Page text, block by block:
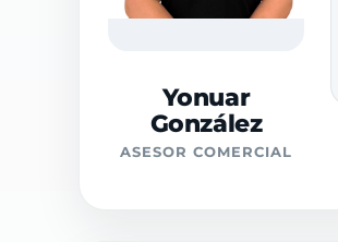
Yonuar
González
ASESOR COMERCIAL